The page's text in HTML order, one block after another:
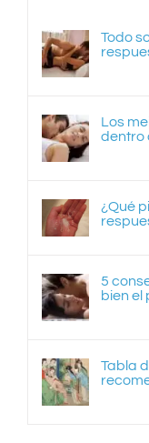
Todo
Los
dentro
¿Qué
5
bien el
Tabla